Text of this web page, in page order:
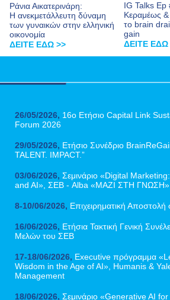
Ράνια Αικατερινάρη:
Η ανεκμετάλλευτη δύναμη
των γυναικών στην ελληνική
οικονομία
ΔΕΙΤΕ ΕΔΩ >>
IG Talks Ep
Κεραμέως
το brain
gain
ΔΕΙΤΕ ΕΔΩ
26/05/2026, 16o Ετήσιο Capital Link
Forum 2026
29/05/2026, Ετήσιο Συνέδριο
TALENT. IMPACT.”
03/06/2026, Σεμινάριο «Digital
and AI», ΣΕΒ - Alba «ΜΑΖΙ ΣΤΗ ΓΝΩΣΗ»
8-10/06/2026, Επιχειρηματική Αποστολή
16/06/2026, Ετήσια Τακτική Γενική
Μελών του ΣΕΒ
17-18/06/2026, Executive πρόγραμμα
Wisdom in the Age of AI», Humanis &
Management
18/06/2026, Σεμινάριο «Generative AI